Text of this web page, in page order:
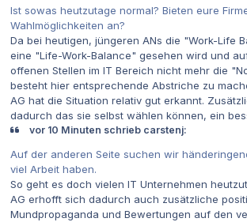
Ist sowas heutzutage normal? Bieten eure
Wahlmöglichkeiten an?
Da bei heutigen, jüngeren ANs die "Work-Life
eine "Life-Work-Balance" gesehen wird und
offenen Stellen im IT Bereich nicht mehr die
besteht hier entsprechende Abstriche zu
AG hat die Situation relativ gut erkannt.
dadurch das sie selbst wählen können, ein
vor 10 Minuten schrieb carstenj:
Auf der anderen Seite suchen wir
viel Arbeit haben.
So geht es doch vielen IT Unternehmen
AG erhofft sich dadurch auch zusätzliche
Mundpropaganda und Bewertungen auf den